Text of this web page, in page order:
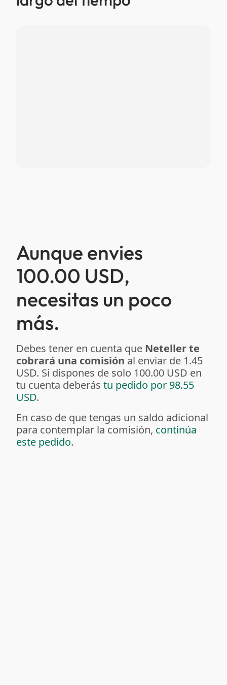
Aunque envies
100.00 USD,
necesitas un poco
más.
Debes tener en cuenta que Neteller te
cobrará una comisión al enviar de 1.45
USD. Si dispones de solo 100.00 USD en
tu cuenta deberás tu pedido por 98.55
USD.
En caso de que tengas un saldo adicional
para contemplar la comisión, continúa
este pedido.